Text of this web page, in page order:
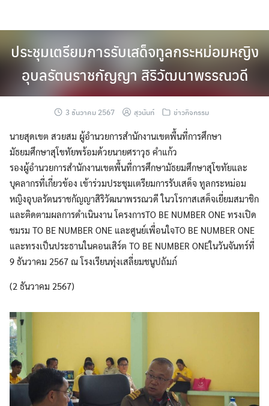
content
ประชุมเตรียมการรับเสด็จทูลกระหม่อมหญิง
อุบลรัตนราชกัญญา สิริวัฒนาพรรณวดี
3 ธันวาคม 2567 สุวนันท์ ข่าวกิจกรรม
นายสุดเขต สวยสม ผู้อำนวยการสำนักงานเขตพื้นที่การศึกษา
มัธยมศึกษาสุโขทัยพร้อมด้วยนายศราวุธ คำแก้ว
รองผู้อำนวยการสำนักงานเขตพื้นที่การศึกษามัธยมศึกษาสุโขทัยและ
บุคลากรที่เกี่ยวข้อง เข้าร่วมประชุมเตรียมการรับเสด็จ ทูลกระหม่อม
หญิงอุบลรัตนราชกัญญาสิริวัฒนาพรรณวดี ในวโรกาสเสด็จเยี่ยมสมาชิก
และติดตามผลการดำเนินงาน โครงการTO BE NUMBER ONE ทรงเปิด
ชมรม TO BE NUMBER ONE และศูนย์เพื่อนใจTO BE NUMBER ONE
และทรงเป็นประธานในคอนเสิร์ต TO BE NUMBER ONEในวันจันทร์ที่
9 ธันวาคม 2567 ณ โรงเรียนทุ่งเสลี่ยมชนูปถัมภ์
(2 ธันวาคม 2567)